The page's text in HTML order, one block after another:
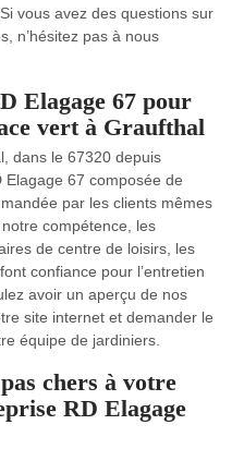
vous avez des questions sur
n’hésitez pas à nous
Elagage 67 pour
vert à Graufthal
dans le 67320 depuis
67 composée de
par les clients mêmes
compétence, les
de centre de loisirs, les
confiance pour l’entretien
avoir un aperçu de nos
site internet et demander le
équipe de jardiniers.
chers à votre
RD Elagage